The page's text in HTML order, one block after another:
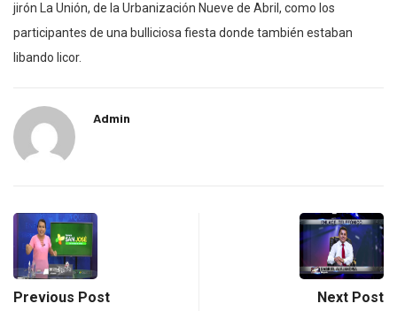
jirón La Unión, de la Urbanización Nueve de Abril, como los
participantes de una bulliciosa fiesta donde también estaban
libando licor.
Admin
Previous Post Next Post